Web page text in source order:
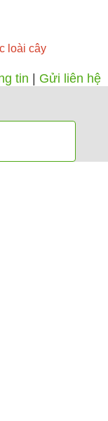
loài cây
tin Gửi liên hệ